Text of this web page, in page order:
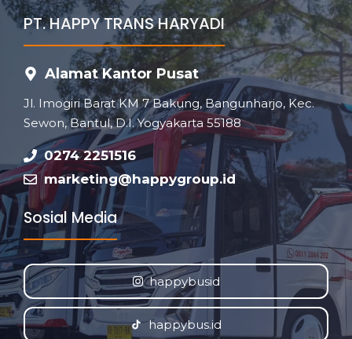
PT. HAPPY TRANS HARYADI
Alamat Kantor Pusat
Jl. Imogiri Barat KM 7 Bakung, Bangunharjo, Kec.
Sewon, Bantul, D.I. Yogyakarta 55188
0274 2251516
marketing@happygroup.id
Sosial Media
happybusid
happybus.id